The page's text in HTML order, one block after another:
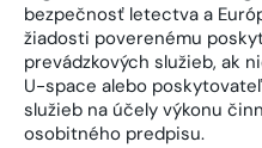
bezpečnosť letectva a
žiadosti poverenému
prevádzkových služieb, ak
U-space alebo
služieb na účely výkonu
osobitného predpisu.